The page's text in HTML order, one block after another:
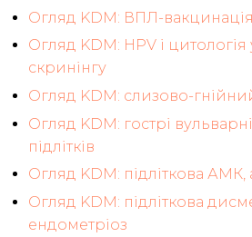
Огляд KDM: ВПЛ-
Огляд KDM: HPV і
скринінгу
Огляд KDM: слизово-
Огляд KDM: гострі
підлітків
Огляд KDM: підліткова АМК,
Огляд KDM: підліткова
ендометріоз